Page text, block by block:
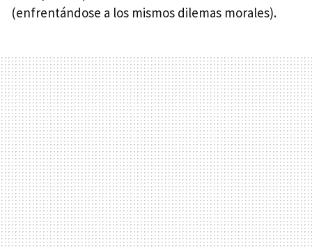
(enfrentándose a los mismos dilemas morales).